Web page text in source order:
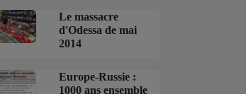
Le massacre
d'Odessa de mai
2014
Europe-Russie :
1000 ans ensemble